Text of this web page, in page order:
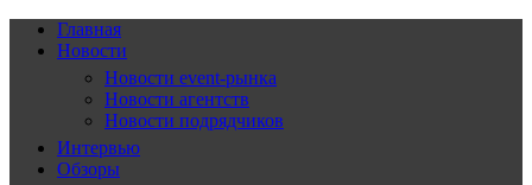
Главная
Новости
Новости event-рынка
Новости агентств
Новости подрядчиков
Интервью
Обзоры